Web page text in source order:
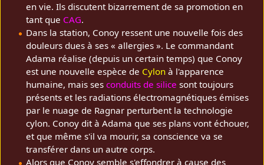
en vie. Ils discutent bizarrement de sa promotion en
tant que CAG.
Dans la station, Conoy ressent une nouvelle fois des
douleurs dues à ses « allergies ». Le commandant
Adama réalise (depuis un certain temps) que Conoy
est une nouvelle espèce de Cylonà l'apparence
humaine, mais ses conduits de silice sont toujours
présents et les radiations électromagnétiques émises
par le nuage de Ragnar perturbent la technologie
cylon. Conoy dit à Adama que ses plans vont échouer,
et que même s'il va mourir, sa conscience va se
transférer dans un autre corps.
Alors que Conoy semble s'effondrer à cause des